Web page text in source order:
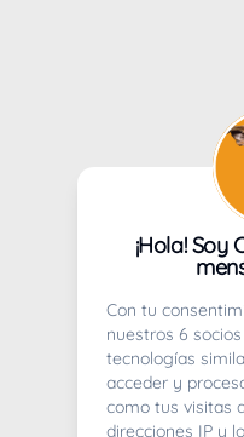
¡Hola! Soy
Con tu
nuestros 6
tecnologías
acceder y
como tus visitas
direcciones IP y